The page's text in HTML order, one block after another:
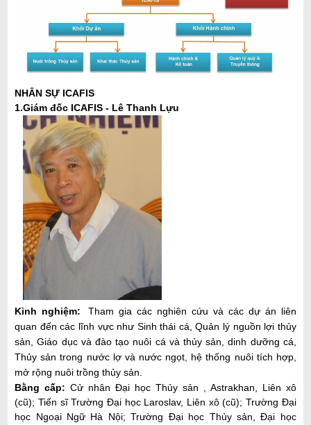
NHÂN SỰ ICAFIS
1.Giám đốc ICAFIS - Lê Thanh Lựu
Kinh nghiệm:
Tham gia các nghiên cứu và các dự án liên
quan đến các lĩnh vực như Sinh thái cá, Quản lý nguồn lợi thủy
sản, Giáo dục và đào tạo nuôi cá và thủy sản, dinh dưỡng cá,
Thủy sản trong nước lợ và nước ngọt, hệ thống nuôi tích hợp,
mở rộng nuôi trồng thủy sản.
Bằng cấp: Cử nhân Đại học Thủy sản , Astrakhan, Liên xô
(cũ); Tiến sĩ Trường Đại học Laroslav, Liên xô (cũ); Trường Đại
học Ngoại Ngữ Hà Nội; Trường Đại học Thủy sản, Đại học